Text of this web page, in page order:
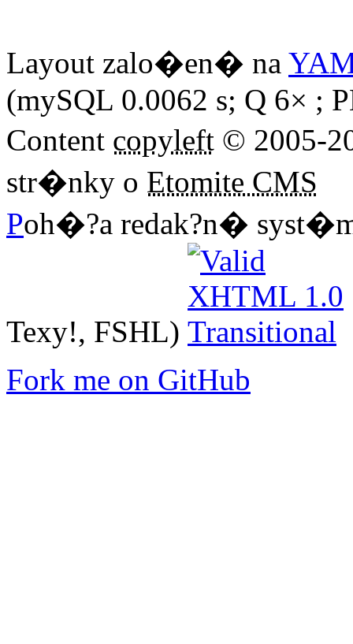
Layout zalo�en� na
(mySQL 0.0062 s; Q 6× ;
Content copyleft © 2005-
str�nky o Etomite CMS
Poh�?a redak?n�
Texy!, FSHL)
Fork me on GitHub